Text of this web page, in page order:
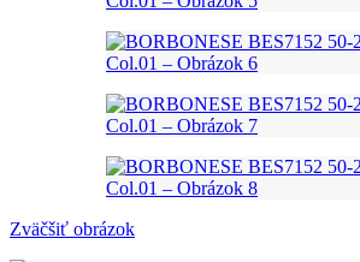
Zväčšiť obrázok